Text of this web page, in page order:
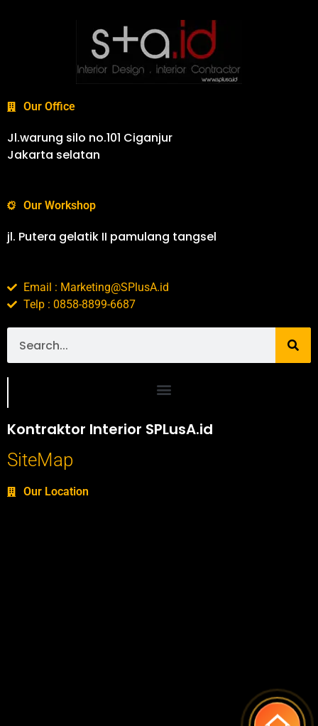
Our Office
Jl.warung silo no.101 Ciganjur
Jakarta selatan
Our Workshop
jl. Putera gelatik II pamulang tangsel
Email : Marketing@SPlusA.id
Telp : 0858-8899-6687
Kontraktor Interior SPLusA.id
SiteMap
Our Location